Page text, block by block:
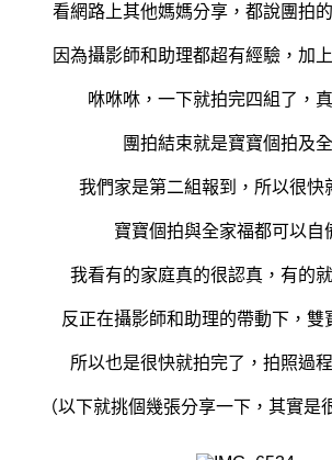
看網路上其他媽媽分享，都說團拍
因為攝影師和助理都超有經驗，加
咻咻咻，一下就拍完四組了，
團拍結束就是寶寶個拍及
我們家是第二組報到，所以很快
寶寶個拍與全家福都可以自
我看有的家庭真的很認真，有的
反正在攝影師和助理的帶動下，雙
所以也是很快就拍完了，拍照過
（以下就挑個幾張分享一下，其實是